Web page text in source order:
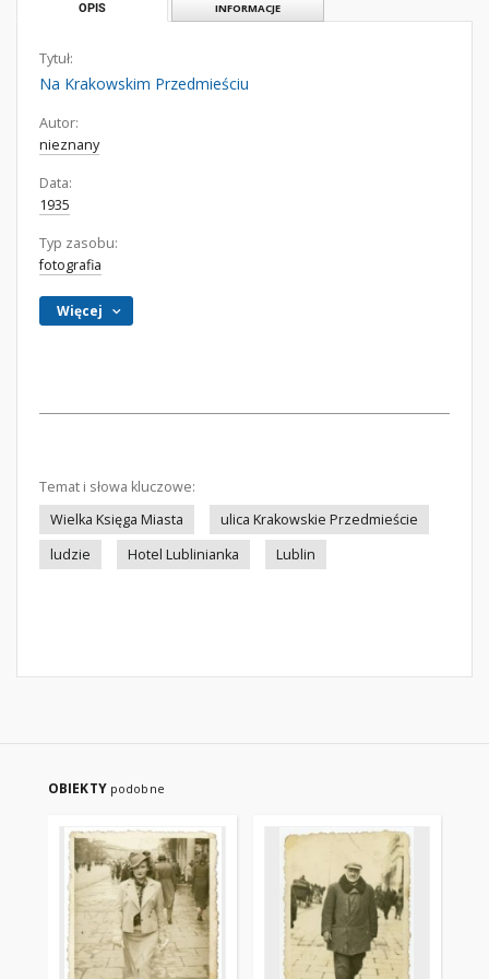
OPIS INFORMACJE
Tytuł:
Na Krakowskim Przedmieściu
Autor:
nieznany
Data:
1935
Typ zasobu:
fotografia
Więcej
Temat i słowa kluczowe:
Wielka Księga Miasta
ulica Krakowskie Przedmieście
ludzie
Hotel Lublinianka Lublin
OBIEKTY podobne